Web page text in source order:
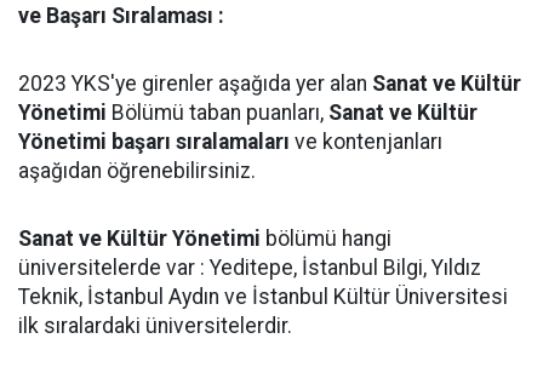
ve Başarı Sıralaması :
2023 YKS'ye girenler aşağıda yer alan Sanat ve Kültür
Yönetimi Bölümü taban puanları, Sanat ve Kültür
Yönetimi başarı sıralamaları ve kontenjanları
aşağıdan öğrenebilirsiniz.
Sanat ve Kültür Yönetimi bölümü hangi
üniversitelerde var : Yeditepe, İstanbul Bilgi, Yıldız
Teknik, İstanbul Aydın ve İstanbul Kültür Üniversitesi
ilk sıralardaki üniversitelerdir.